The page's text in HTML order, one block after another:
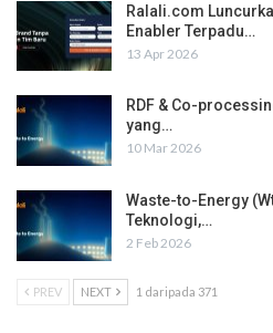
Ralali.com
Enabler Terpadu…
13 Apr 2026
RDF & Co-
yang…
10 Mar 2026
Waste-to-Energy
Teknologi,…
2 Feb 2026
PREV NEXT 1 daripada 371